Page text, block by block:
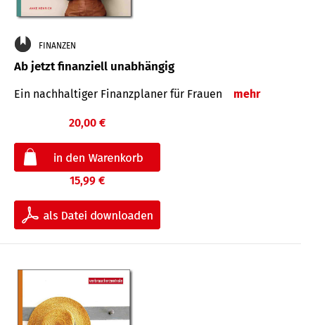
FINANZEN
Ab jetzt finanziell unabhängig
Ein nachhaltiger Finanzplaner für Frauen mehr
20,00 €
15,99 €